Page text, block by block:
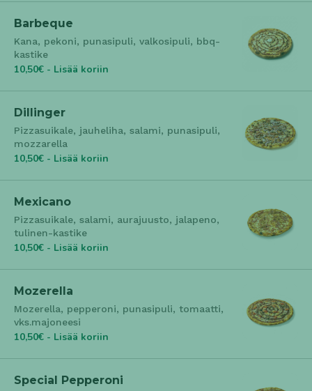
Barbeque
Kana, pekoni, punasipuli, valkosipuli, bbq-
kastike
10,50€ - Lisää koriin
Dillinger
Pizzasuikale, jauheliha, salami, punasipuli,
mozzarella
10,50€ - Lisää koriin
Mexicano
Pizzasuikale, salami, aurajuusto, jalapeno,
tulinen-kastike
10,50€ - Lisää koriin
Mozerella
Mozerella, pepperoni, punasipuli, tomaatti,
vks.majoneesi
10,50€ - Lisää koriin
Special Pepperoni